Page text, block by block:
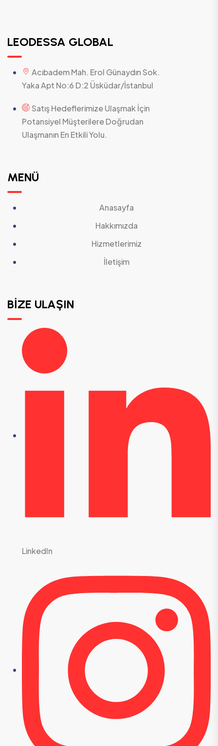
LEODESSA GLOBAL
Acıbadem Mah. Erol Günaydın Sok.
Yaka Apt No:6 D:2 Üsküdar/İstanbul
Satış Hedeflerimize Ulaşmak İçin
Potansiyel Müşterilere Doğrudan
Ulaşmanın En Etkili Yolu.
MENÜ
Anasayfa
Hakkımızda
Hizmetlerimiz
İletişim
BİZE ULAŞIN
Linkedln